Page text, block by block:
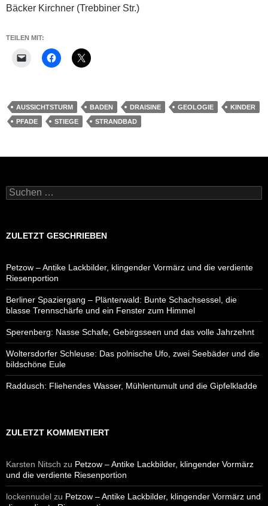
Bäcker Kirchner (Trebbiner Str.)
TEILEN MIT:
AUSSICHTSTURM BADEN DRAISINE GEOLOGIE
KINDER
PFADE
STIEGE STRANDBAD
Suchen
nach:
ZULETZT GESCHRIEBEN
Petzow – Antike Lackbilder, klingender Vormärz und die verdiente
Riesenportion
Berliner Spaziergang – Plänterwald: Bunte Schachsessel, die
blasse Trennschärfe und ein Fenster zum Himmel
Sperenberg: Nasse Schafe, Gebirgsseen und das volle Jahrzehnt
Woltersdorfer Schleuse: Das polnische Ufo, zwei Seebäder und die
bildschöne Eule
Raddusch: Fliehendes Wasser, Mühlentumult und die Gipfelkladde
ZULETZT KOMMENTIERT
Karsten Nitsch zu Petzow – Antike Lackbilder, klingender Vormärz
und die verdiente Riesenportion
lockennudel zu Petzow – Antike Lackbilder, klingender Vormärz und